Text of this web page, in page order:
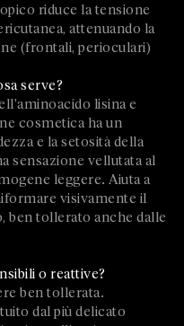
riduce la tensione
attenuando la
(frontali, perioculari)
serve?
lisina e
cosmetica ha un
e la setosità della
sensazione vellutata al
leggere. Aiuta a
visivamente il
ben tollerato anche dalle
o reattive?
ben tollerata.
dal più delicato